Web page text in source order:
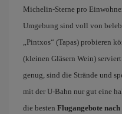
Michelin-Sterne pro
Umgebung sind voll von
„Pintxos“ (Tapas) probieren
(kleinen Gläsern Wein)
genug, sind die Strände und
mit der U-Bahn nur gut eine
die besten Flugangebote